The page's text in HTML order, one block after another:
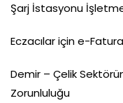
Şarj İstasyonu
Eczacılar için e-
Demir – Çelik
Zorunluluğu